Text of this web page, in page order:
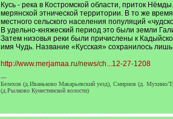
Кусь - река в Костромской области, приток
мерянской этнической территории. В то же
местного сельского населения популяций
В удельно-княжеский период это были земли
Затем низовья реки были причислены к
имя Чудь. Название «Кусская» сохранилось
http://www.merjamaa.ru/news/ch...12-27-1208
---
Белехов (д.Иваньково Макарьевский уезд), Смирнов (д. Мухино/
(д.Рылково Кунестинской волости)